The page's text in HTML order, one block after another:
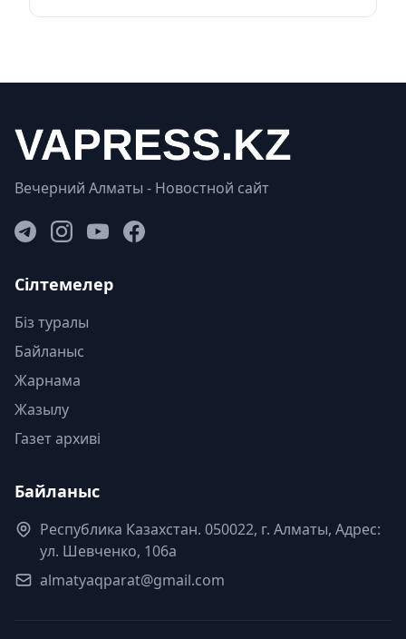
Вечерний Алматы - Новостной сайт
Сілтемелер
Біз туралы
Байланыс
Жарнама
Жазылу
Газет архиві
Байланыс
Республика Казахстан. 050022, г. Алматы, Адрес:
ул. Шевченко, 106а
almatyaqparat@gmail.com